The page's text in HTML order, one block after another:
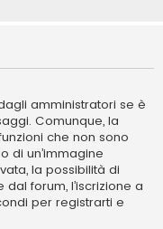
amministratori se è
Comunque, la
che non sono
di un’immagine
la possibilità di
forum, l’iscrizione a
per registrarti e